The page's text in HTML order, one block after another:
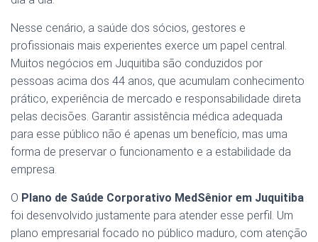
Nesse cenário, a saúde dos sócios, gestores e
profissionais mais experientes exerce um papel central.
Muitos negócios em Juquitiba são conduzidos por
pessoas acima dos 44 anos, que acumulam conhecimento
prático, experiência de mercado e responsabilidade direta
pelas decisões. Garantir assistência médica adequada
para esse público não é apenas um benefício, mas uma
forma de preservar o funcionamento e a estabilidade da
empresa.
O Plano de Saúde Corporativo MedSênior em Juquitiba
foi desenvolvido justamente para atender esse perfil. Um
plano empresarial focado no público maduro, com atenção